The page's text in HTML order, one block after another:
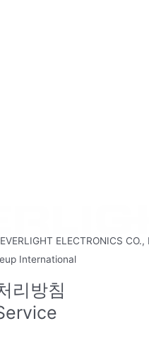
ELECTRONICS CO.,
International
리방침